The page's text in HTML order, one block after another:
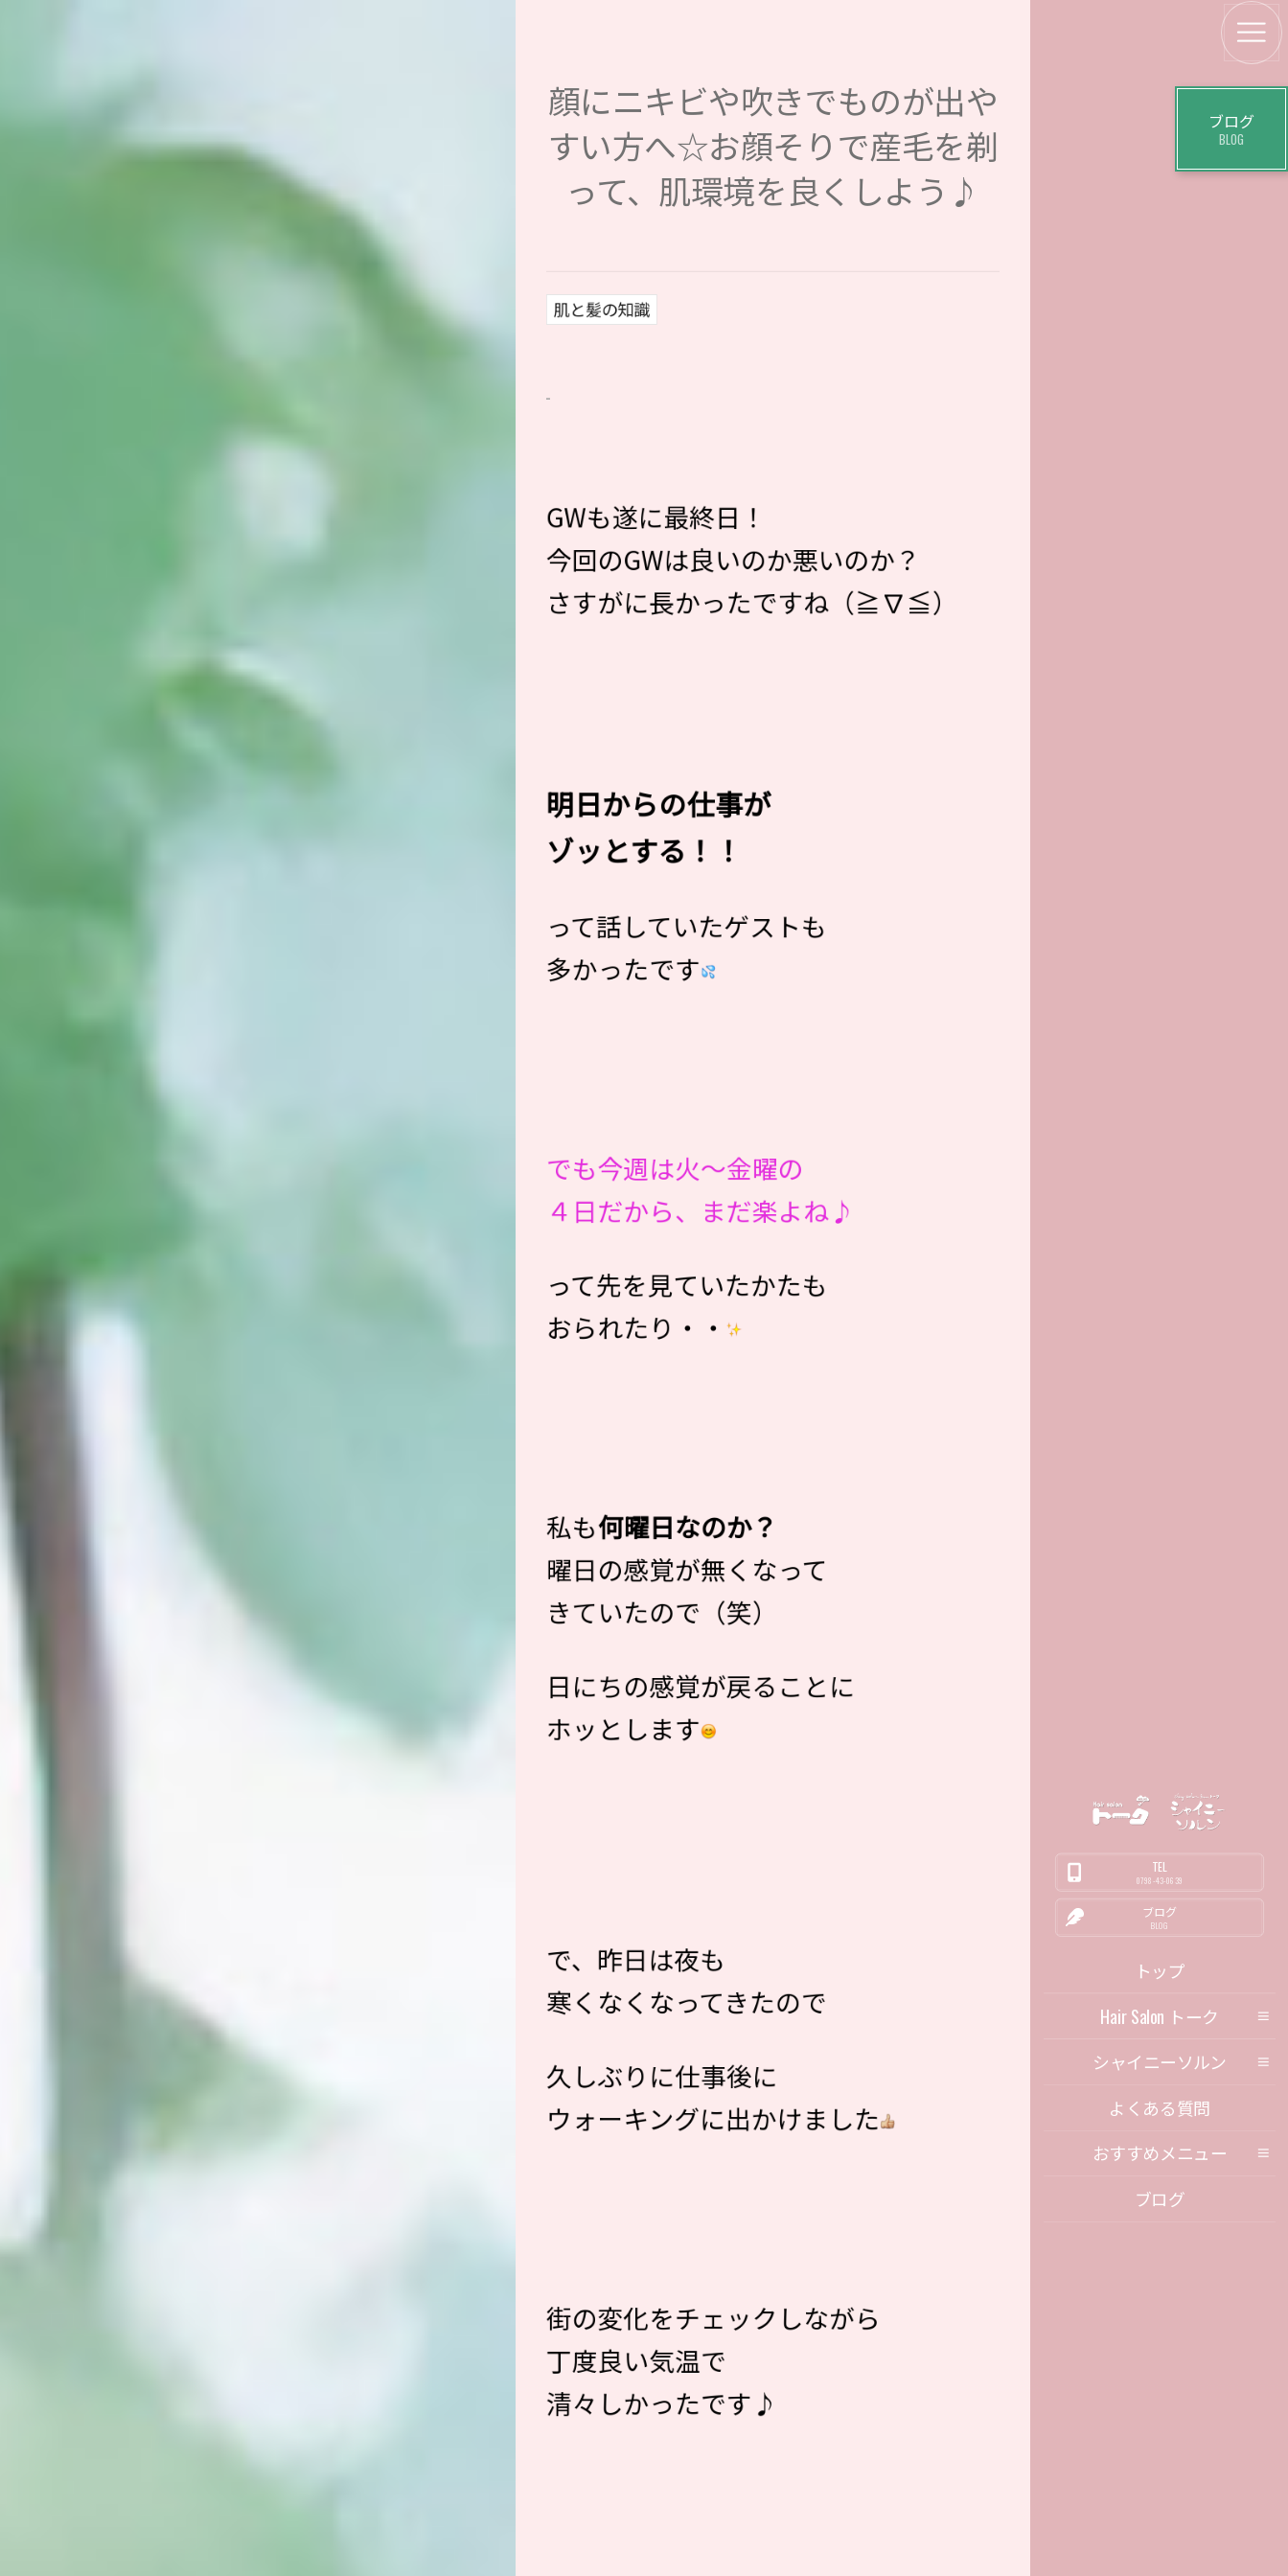
顔にニキビや吹きでものが出や
すい方へ☆お顔そりで産毛を剃
って、肌環境を良くしよう♪
肌と髪の知識
GWも遂に最終日！
今回のGWは良いのか悪いのか？
さすがに長かったですね（≧∇≦）
明日からの仕事が
ゾッとする！！
って話していたゲストも
多かったです
でも今週は火〜金曜の
４日だから、まだ楽よね♪
って先を見ていたかたも
おられたり・・
私も何曜日なのか？
曜日の感覚が無くなって
きていたので（笑）
日にちの感覚が戻ることに
ホッとします
で、昨日は夜も
寒くなくなってきたので
久しぶりに仕事後に
ウォーキングに出かけました
街の変化をチェックしながら
丁度良い気温で
清々しかったです♪
TEL
0798-43-0639
ブログ
BLOG
トップ
Hair Salon トーク
シャイニーソルン
よくある質問
おすすめメニュー
ブログ
ブログ
BLOG